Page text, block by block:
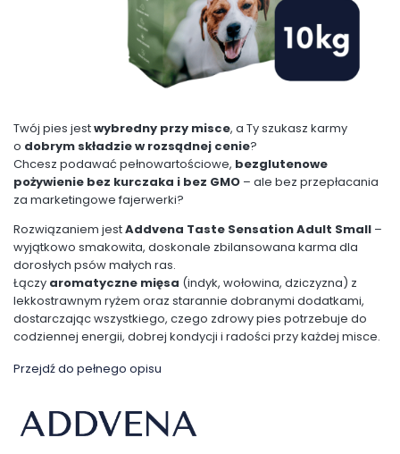
Twój pies jestwybredny przy misce, a Ty szukasz karmy
o dobrym składzie w rozsądnej cenie?
Chcesz podawać pełnowartościowe, bezglutenowe
pożywienie bez kurczaka i bez GMO – ale bez przepłacania
za marketingowe fajerwerki?
Rozwiązaniem jestAddvena Taste Sensation Adult Small –
wyjątkowo smakowita, doskonale zbilansowana karma dla
dorosłych psów małych ras.
Łączy aromatyczne mięsa (indyk, wołowina, dziczyzna) z
lekkostrawnym ryżem oraz starannie dobranymi dodatkami,
dostarczając wszystkiego, czego zdrowy pies potrzebuje do
codziennej energii, dobrej kondycji i radości przy każdej misce.
Przejdź do pełnego opisu